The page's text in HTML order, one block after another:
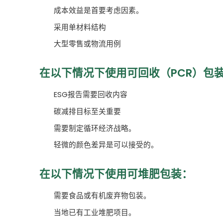
成本效益是首要考虑因素。
采用单材料结构
大型零售或物流用例
在以下情况下使用可回收（PCR）包
ESG报告需要回收内容
碳减排目标至关重要
需要制定循环经济战略。
轻微的颜色差异是可以接受的。
在以下情况下使用可堆肥包装：
需要食品或有机废弃物包装。
当地已有工业堆肥项目。